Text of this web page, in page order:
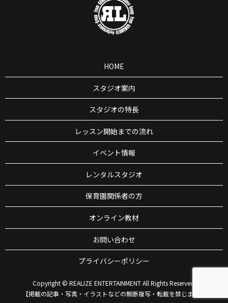
HOME
スタジオ案内
スタジオの特長
レッスン開始までの流れ
イベント情報
レンタルスタジオ
保育園関係者の方
オンライン教材
お問い合わせ
プライバシーポリシー
Copyright © REALIZE ENTERTAINMENT All Rights Reserved.
【掲載の記事・写真・イラストなどの無断複写・転載を禁じます】